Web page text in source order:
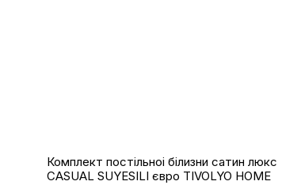
Комплект постільноі білизни сатин люкс
CASUAL SUYESILI євро TIVOLYO HOME